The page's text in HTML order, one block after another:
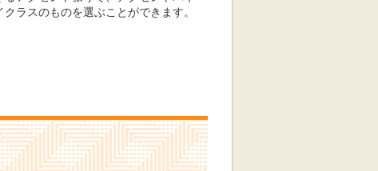
ラスのものを選ぶことができます。